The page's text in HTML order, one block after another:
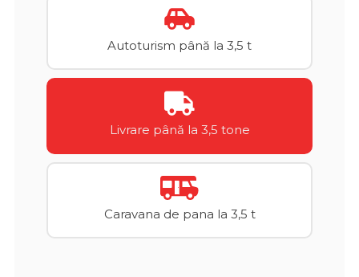
Autoturism până la 3,5 t
Livrare până la 3,5 tone
Caravana de pana la 3,5 t